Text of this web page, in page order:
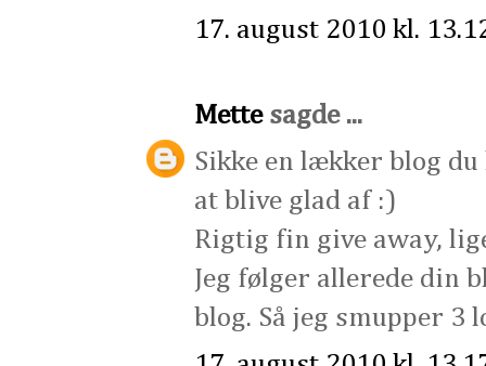
17. august 2010 kl.
Mettesagde ...
Sikke en lækker blog
at blive glad af :)
Rigtig fin give away,
Jeg følger allerede din
blog. Så jeg smupper 3